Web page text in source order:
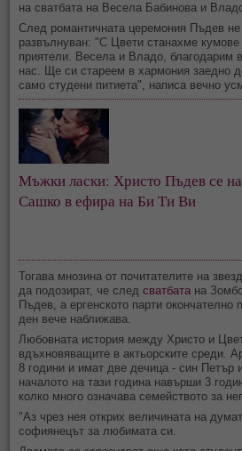
на сватбата на Весела Бабинова и
След романтичната церемония Пъдев не
развълнуван: "С Цвети станахме кумове
приятели. Весела и Владо, благодарим
нас. Ще си стареем в хармония заедно
само студени питиета", написа вечно
Мъжки ласки: Христо Пъдев се
Сашко в ефира на Би Ти Ви
Тогава мнозина от почитателите на
да подозират, че следсватбата на
Пъдев, а ергенското парти окончателно
ден вече наближава.
Любовната история между Христо и
вдъхновяващите в актьорските среди.
8 години и имат две дечица - син Петър
началото на тази година навърши 3
колко много означава семейството за
"Аз чрез нея открих величината на
софиянецът за любимата си.